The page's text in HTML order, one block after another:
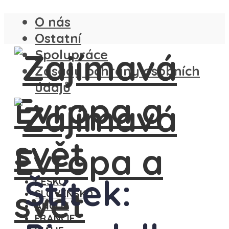
O nás
Ostatní
Spolupráce
Zásady ochrany osobních
údajů
ČESKO
SLOVENSKO
ANGLIE
FRANCIE
Štítek: